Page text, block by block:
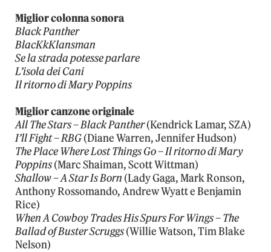
Miglior colonna sonora
Black Panther
BlacKkKlansman
Se la strada potesse parlare
L’isola dei Cani
Il ritorno di Mary Poppins
Miglior canzone originale
All The Stars–Black Panther(Kendrick Lamar, SZA)
I’ll Fight–RBG(Diane Warren, Jennifer Hudson)
The Place Where Lost Things Go–Il ritorno di Mary
Poppins(Marc Shaiman, Scott Wittman)
Shallow–A Star Is Born (Lady Gaga, Mark Ronson,
Anthony Rossomando, Andrew Wyatt e Benjamin
Rice)
When A Cowboy Trades His Spurs For Wings–The
Ballad of Buster Scruggs(Willie Watson, Tim Blake
Nelson)